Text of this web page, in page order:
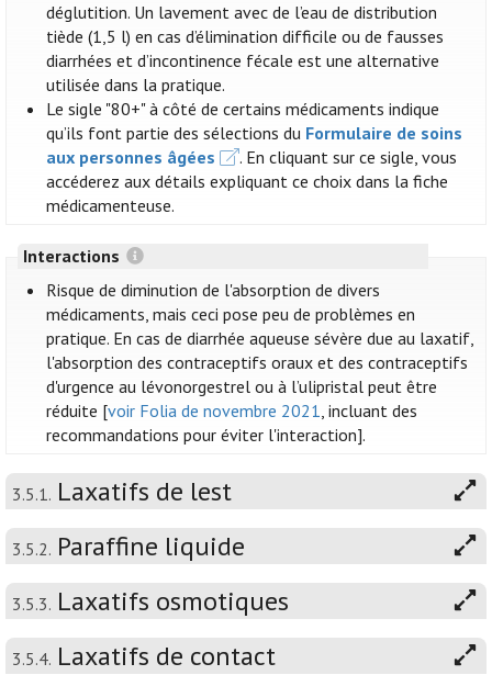
déglutition. Un lavement avec de l’eau de distribution
tiède (1,5 l) en cas d’élimination difficile ou de fausses
diarrhées et d’incontinence fécale est une alternative
utilisée dans la pratique.
Le sigle "80+" à côté de certains médicaments indique
qu’ils font partie des sélections du Formulaire de soins
aux personnes âgées
. En cliquant sur ce sigle, vous
accéderez aux détails expliquant ce choix dans la fiche
médicamenteuse.
Interactions
Risque de diminution de l'absorption de divers
médicaments, mais ceci pose peu de problèmes en
pratique. En cas de diarrhée aqueuse sévère due au laxatif,
l'absorption des contraceptifs oraux et des contraceptifs
d'urgence au lévonorgestrel ou à l’ulipristal peut être
réduite [voir Folia de novembre 2021, incluant des
recommandations pour éviter l'interaction].
3.5.1. Laxatifs de lest
3.5.2. Paraffine liquide
3.5.3. Laxatifs osmotiques
3.5.4. Laxatifs de contact